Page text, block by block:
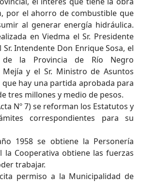
por el ahorro de combustible que
al generar energía hidráulica.
en Viedma el Sr. Presidente
Sr. Intendente Don Enrique Sosa, el
de la Provincia de Río Negro
y el Sr. Ministro de Asuntos
hay una partida aprobada para
tres millones y medio de pesos.
Nº 7) se reforman los Estatutos y
correspondientes para su
1958 se obtiene la Personería
la Cooperativa obtiene las fuerzas
trabajar.
permiso a la Municipalidad de